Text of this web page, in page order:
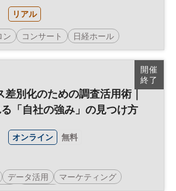
リアル
ン コンサート
日経ホール
開催
終了
オンライン 無料
別化のための調査活用術｜
「自社の強み」の見つけ方
データ活用
マーケティング